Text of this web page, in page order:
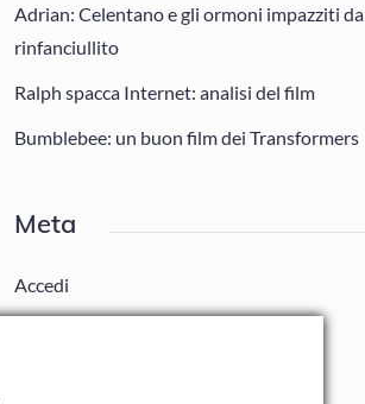
Adrian: Celentano e gli ormoni impazziti da
rinfanciullito
Ralph spacca Internet: analisi del film
Bumblebee: un buon film dei Transformers
Meta
Accedi